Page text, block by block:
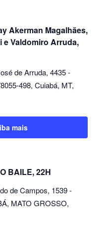
Akerman Magalhães,
e Valdomiro Arruda,
de Arruda, 4435 -
498, Cuiabá, MT,
mais
BAILE, 22H
de Campos, 1539 -
MATO GROSSO,